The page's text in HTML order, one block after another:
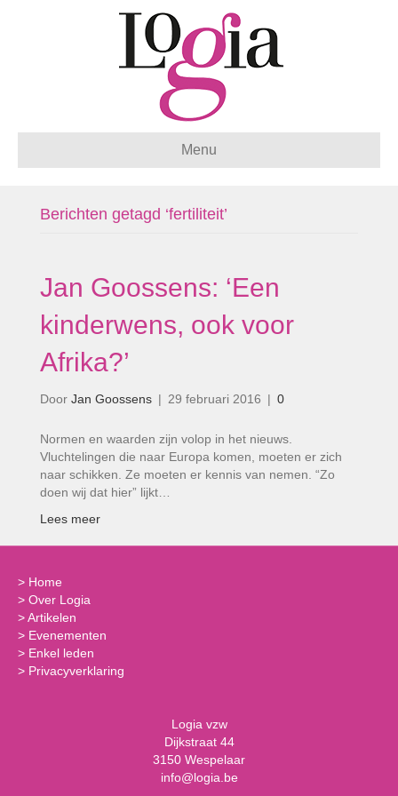
Menu
Berichten getagd ‘fertiliteit’
Jan Goossens: ‘Een
kinderwens, ook voor
Afrika?’
Door Jan Goossens | 29 februari 2016 | 0
Normen en waarden zijn volop in het nieuws.
Vluchtelingen die naar Europa komen, moeten er zich
naar schikken. Ze moeten er kennis van nemen. “Zo
doen wij dat hier” lijkt…
Lees meer
> Home
> Over Logia
>Artikelen
> Evenementen
> Enkel leden
> Privacyverklaring
Logia vzw
Dijkstraat 44
3150 Wespelaar
info@logia.be